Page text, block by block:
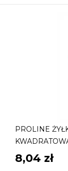
PROLINE
8,04 zł